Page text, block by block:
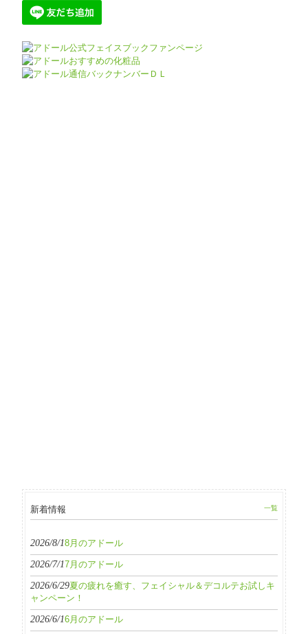
新着情報 一覧
2026/8/18月のアドール
2026/7/1 7月のアドール
2026/6/29夏の疲れを癒す、フェイシャル＆デコルテお試しキ
ャンペーン！
2026/6/16月のアドール